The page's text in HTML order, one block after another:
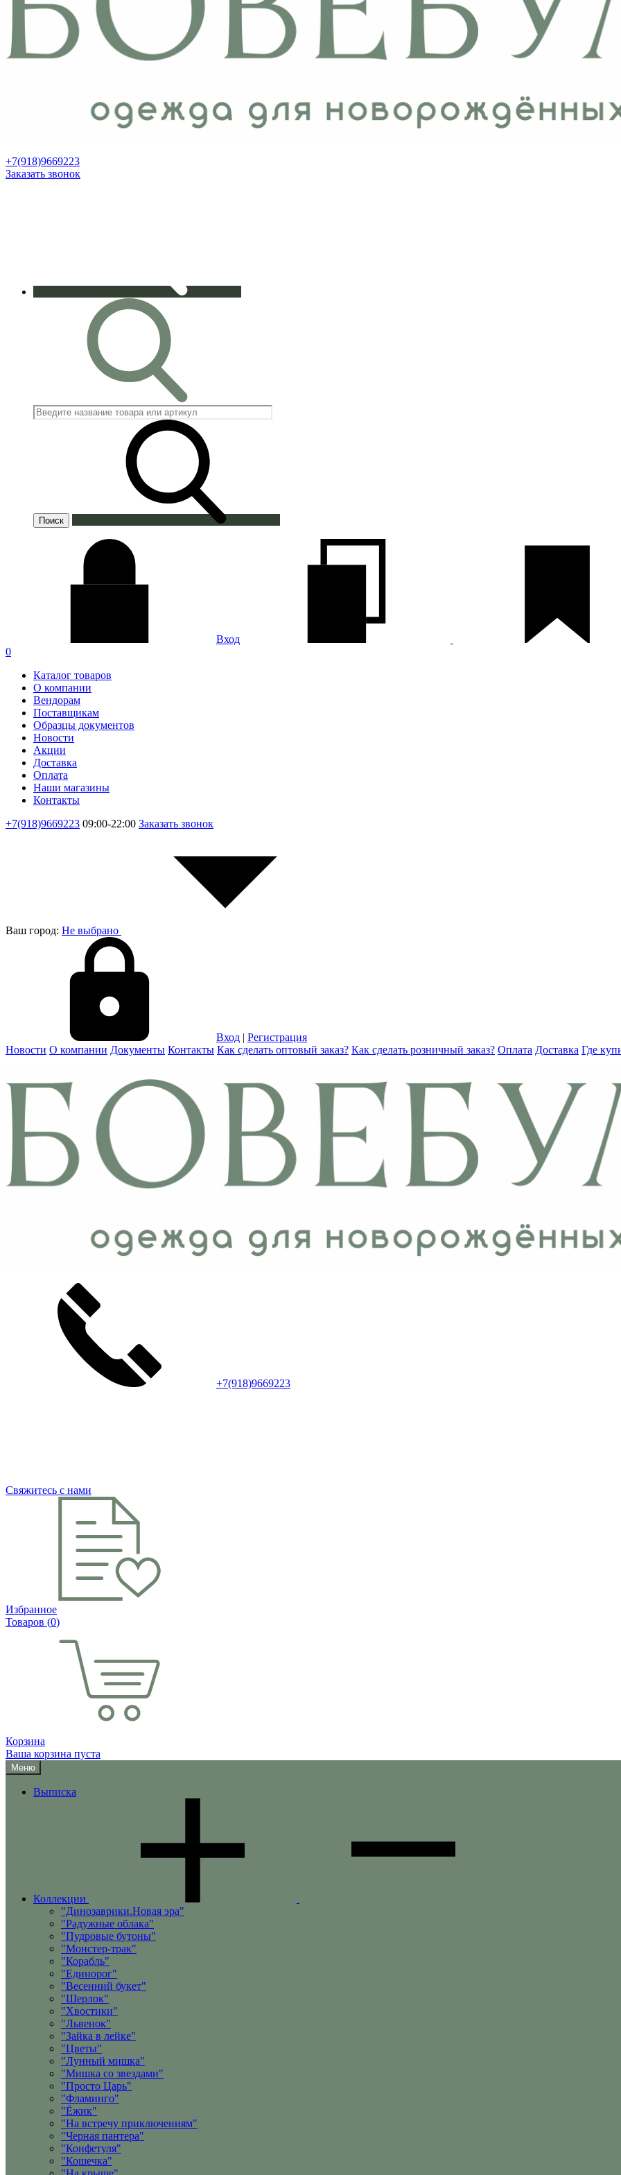
+7(918)9669223
Заказать звонок
Вход
0
Каталог товаров
О компании
Вендорам
Поставщикам
Образцы документов
Новости
Акции
Доставка
Оплата
Наши магазины
Контакты
+7(918)9669223 09:00-22:00 Заказать звонок
Ваш город: Не выбрано
Вход | Регистрация
Новости О компании Документы Контакты Как сделать оптовый заказ? Как сделать розничный заказ? Оплата Доставка Где
+7(918)9669223
Свяжитесь с нами
Избранное
Товаров (0)
Корзина
Ваша корзина пуста
Меню
Выписка
Коллекции
"Динозаврики.Новая эра"
"Радужные облака"
"Пудровые бутоны"
"Монстер-трак"
"Корабль"
"Единорог"
"Весенний букет"
"Шерлок"
"Хвостики"
"Львенок"
"Зайка в лейке"
"Цветы"
"Лунный мишка"
"Мишка со звездами"
"Просто Царь"
"Фламинго"
"Ёжик"
"На встречу приключениям"
"Черная пантера"
"Конфетуля"
"Кошечка"